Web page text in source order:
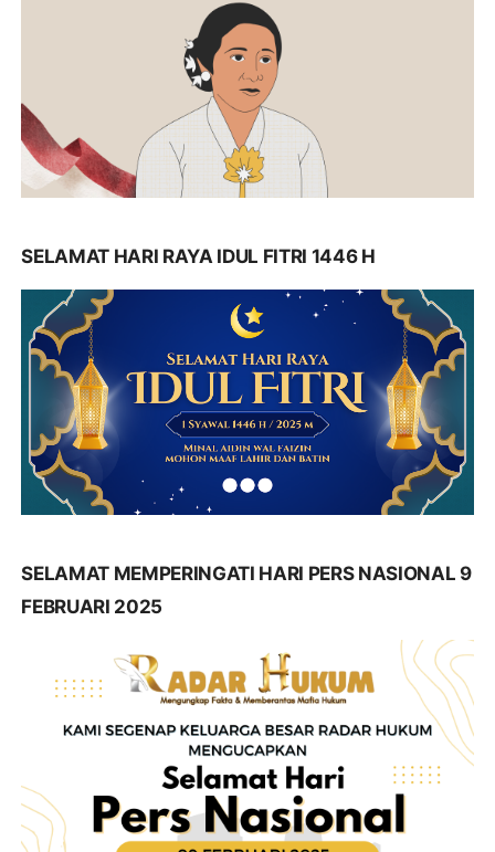
SELAMAT HARI RAYA IDUL FITRI 1446 H
SELAMAT MEMPERINGATI HARI PERS NASIONAL 9
FEBRUARI 2025